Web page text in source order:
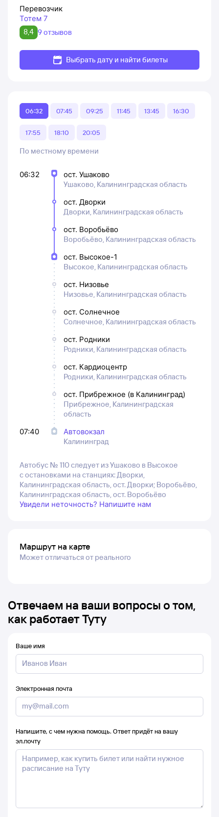
Перевозчик
Тотем 7
8,4 9 отзывов
Выбрать дату и найти билеты
06:32 07:45 09:25 11:45 13:45 16:30
17:55 18:10 20:05
По местному времени
06:32
ост. Ушаково
Ушаково, Калининградская область
ост. Дворки
Дворки, Калининградская область
ост. Воробьёво
Воробьёво, Калининградская область
ост. Высокое-1
Высокое, Калининградская область
ост. Низовье
Низовье, Калининградская область
ост. Солнечное
Солнечное, Калининградская область
ост. Родники
Родники, Калининградская область
ост. Кардиоцентр
Родники, Калининградская область
ост. Прибрежное (в Калининград)
Прибрежное, Калининградская
область
07:40
Автовокзал
Калининград
Автобус № 110 следует из Ушаково в Высокое
с остановками на станциях: Дворки,
Калининградская область, ост. Дворки; Воробьёво,
Калининградская область, ост. Воробьёво
Увидели неточность? Напишите нам
Маршрут на карте
Может отличаться от реального
Отвечаем на ваши вопросы о том,
как работает Туту
Ваше имя
Электронная почта
Напишите, с чем нужна помощь. Ответ придёт на вашу
эл.почту